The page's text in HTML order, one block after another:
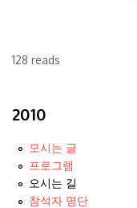
128 reads
2010
모시는 글
프로그램
오시는 길
참석자 명단